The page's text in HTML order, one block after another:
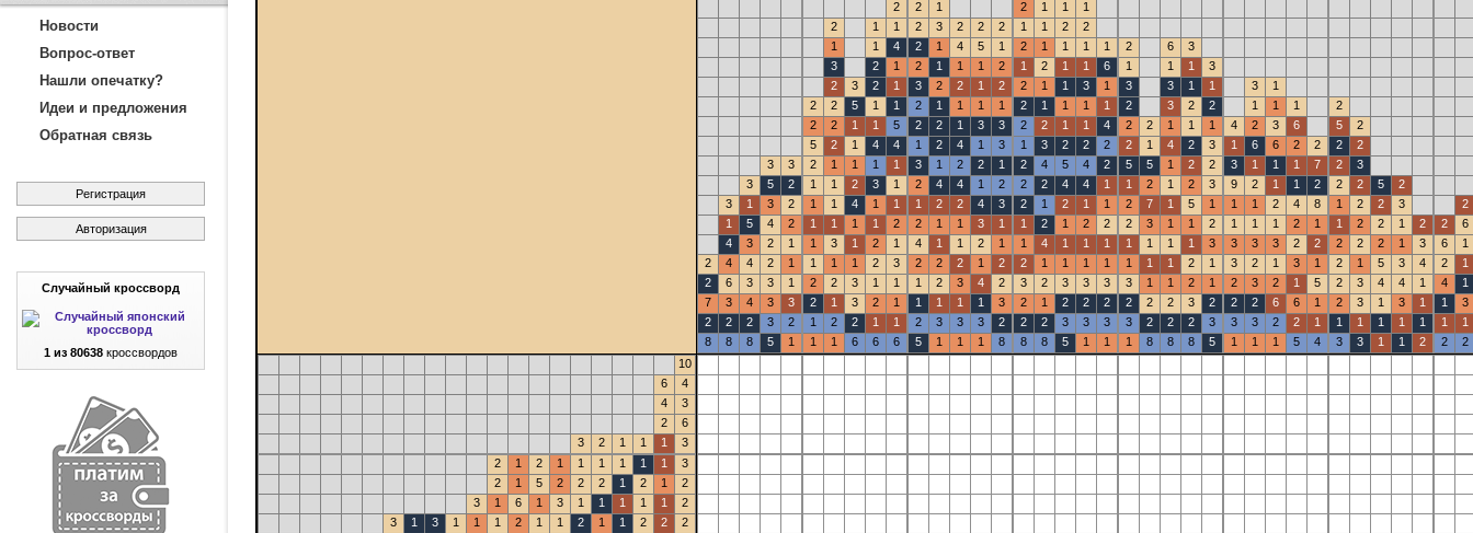
Новости
Вопрос-ответ
Нашли опечатку?
Идеи и предложения
Обратная связь
Регистрация
Авторизация
Случайный кроссворд
1 из 80638 кроссвордов
2 2 1 2 1 1
1
2
1 1 2 3 2 2 2 1 1 2
2
1
1 4 2 1 4 5 1 2 1 1 1 1 2 6
3
3
2 1 2 1 1 1 2 1 2 1 1 6 1 1 1
3
2
3 2 1 3 2 2 1 2 2 1 1 3 1 3 3 1 1 3
1
2
2 5 1 1 2 1 1 1 1 2 1 1 1 1 2 3 2 2 1 1 1
2
2
2 1 1 5 2 2 1 3 3 2 2 1 1 4 2 2 1 1 1 4 2 3 6 5
2
5
2 1 4 4 1 2 4 1 3 1 3 2 2 2 2 1 4 2 3 1 6 6 2 2 2
2
3
3 2 1 1 1 1 3 1 2 2 1 2 4 5 4 2 5 5 1 2 2 3 1 1 1 7 2
3
3
5 2 1 1 2 3 1 2 4 4 1 2 2 2 4 4 1 1 2 1 2 3 9 2 1 1 2 2 2 5
2
3
1 3 2 1 1 4 1 1 1 2 2 4 3 2 1 2 1 1 2 7 1 5 1 1 1 2 4 8 1 2 2 3
2
1
5 4 2 1 1 1 1 2 2 1 1 3 1 1 2 1 2 2 2 3 1 1 2 1 1 1 2 1 1 2 2 1 2 2
6
4
3 2 1 1 3 1 2 1 4 1 1 2 1 1 4 1 1 1 1 1 1 1 3 3 3 3 2 2 2 2 2 1 3 6
1
2
4 4 2 1 1 1 1 2 3 2 2 2 1 2 2 1 1 1 1 1 1 1 2 1 3 2 1 3 1 2 1 5 3 4 2
1
2
6 3 3 1 2 2 3 1 1 1 2 3 4 2 3 2 3 3 3 3 1 1 2 1 2 3 2 1 5 2 3 4 4 1 4
1
7
3 4 3 3 2 1 3 2 1 1 1 1 1 3 2 1 2 2 2 2 2 2 3 2 2 2 6 6 1 2 3 1 3 1 1
3
2
2 2 3 2 1 2 2 1 1 2 3 3 3 2 2 2 3 3 3 3 2 2 2 3 3 3 2 2 1 1 1 1 1 1 1
1
8
8 8 5 1 1 1 6 6 6 5 1 1 1 8 8 8 5 1 1 1 8 8 8 5 1 1 1 5 4 3 3 1 1 2 2
2
10
6
4
4
3
2
6
3
2 1 1 1
3
2
1 2 1 1 1 1 1 1
3
2
1 5 2 2 2 1 2 1
2
3
1 6 1 3 1 1 1 1 1
2
3
1 3 1 1 1 2 1 1 2 1 1 2 2
2